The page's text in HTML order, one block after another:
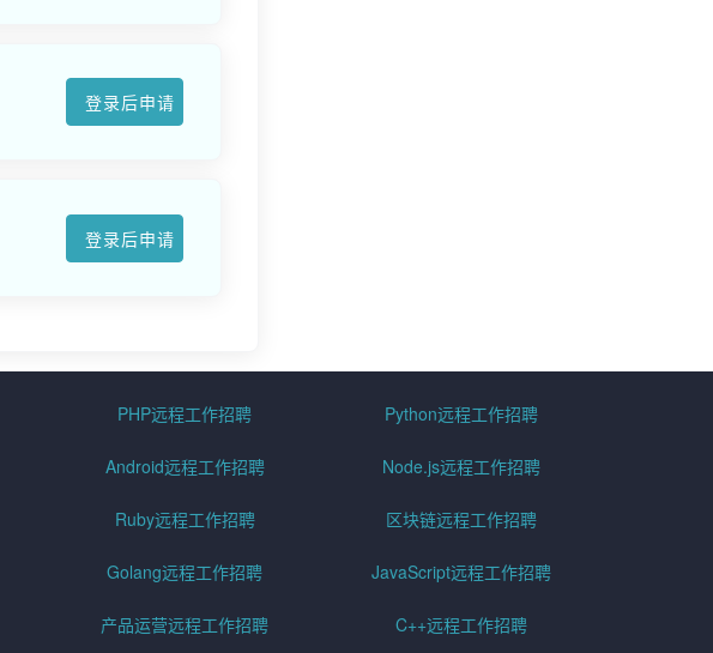
登录后申请
登录后申请
PHP远程工作招聘 Python远程工作招聘
Android远程工作招聘 Node.js远程工作招聘
Ruby远程工作招聘 区块链远程工作招聘
Golang远程工作招聘 JavaScript远程工作招聘
产品运营远程工作招聘 C++远程工作招聘